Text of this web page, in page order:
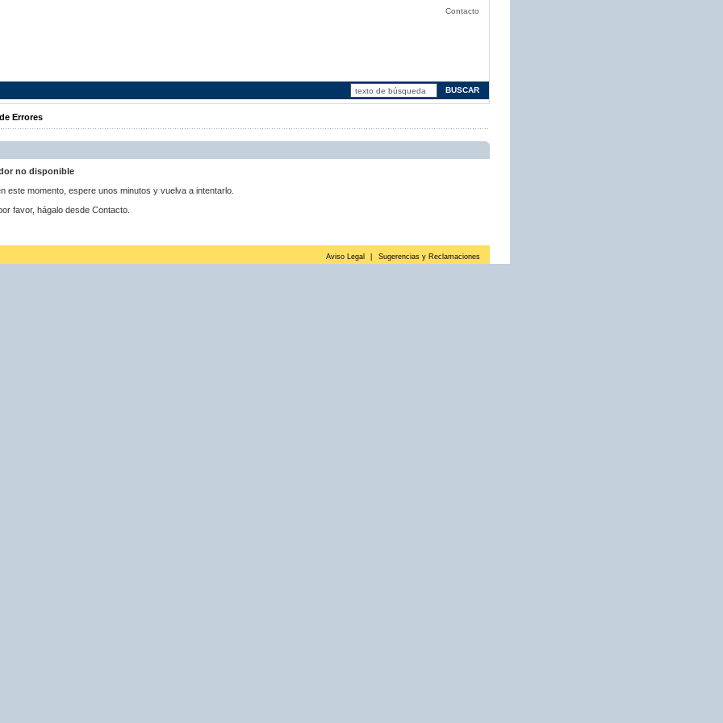
Contacto
Errores
no disponible
este momento, espere unos minutos y vuelva a intentarlo.
favor, hágalo desde Contacto.
Aviso Legal Sugerencias y Reclamaciones